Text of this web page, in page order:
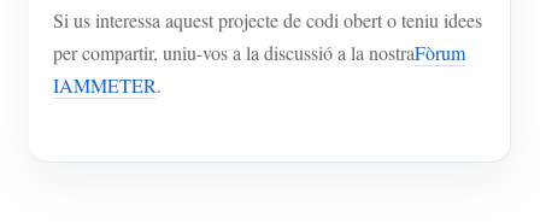
Si us interessa aquest projecte de codi obert o teniu idees
per compartir, uniu-vos a la discussió a la nostraFòrum
IAMMETER.